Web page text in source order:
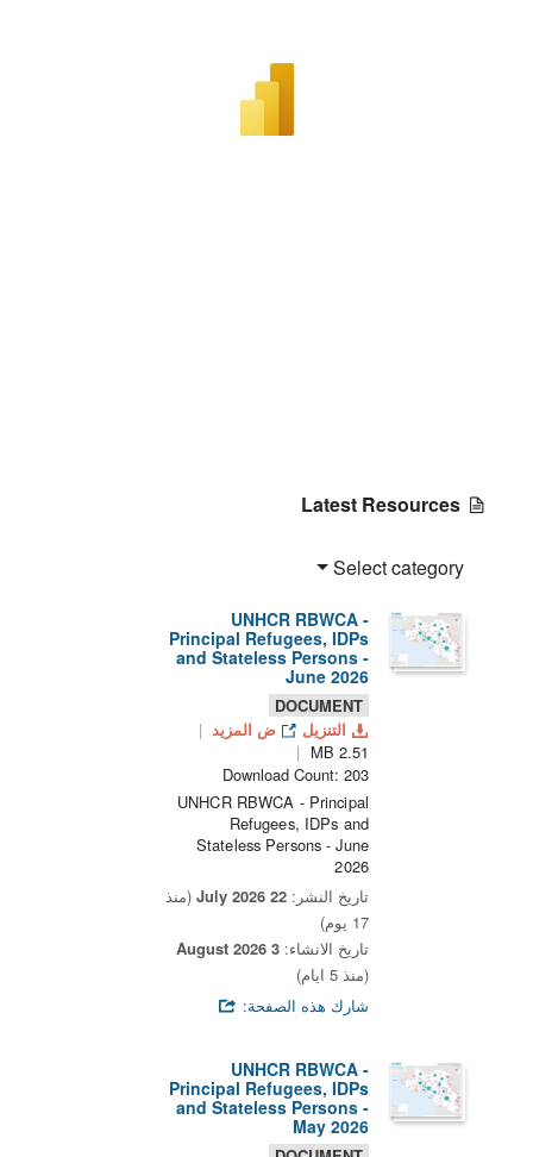
Select category
UNHCR RBWCA -
Principal Refugees, IDPs
and Stateless Persons -
June 2026
DOCUMENT
التنزيل
ض المزيد
2.51 MB
Download Count: 203
UNHCR RBWCA - Principal
Refugees, IDPs and
Stateless Persons - June
2026
تاريخ النشر: 22 July 2026
(منذ
17 يوم)
تاريخ الانشاء: 3 August 2026
(منذ 5 ايام)
شارك هذه الصفحة:
UNHCR RBWCA -
Principal Refugees, IDPs
and Stateless Persons -
May 2026